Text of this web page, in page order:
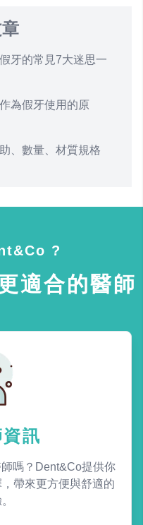
牙的常見7大迷思一
為假牙使用的原
、數量、材質規格
?
適合的醫師
訊
嗎？Dent&Co提供你
帶來更方便與舒適的